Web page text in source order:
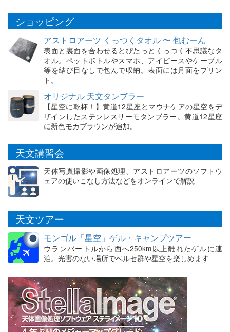
ショッピング
アストロアーツ くっつくタオル 〜 包むーん
表面と裏面を合わせるとぴたっとくっつく不思議なタ
オル。ペットボトルやスマホ、アイピースやケーブル
等を結び目なしで包んで収納。表面には月面をプリン
ト。
オリジナル 天文タンブラー
【星空に乾杯！】黄道12星座とマウナケアの星空をデ
ザインしたステンレスサーモタンブラー。黄道12星座
に新色モカブラウンが追加。
天文講習会
天体写真撮影や画像処理、アストロアーツのソフトウ
ェアの使いこなし方法などをオンラインで解説
天文ツアー
モンゴル「星空」ゲル・キャンプツアー
ウランバートルから西へ250km以上離れたゲルに連
泊。光害のない場所でペルセ群や星空を楽しめます